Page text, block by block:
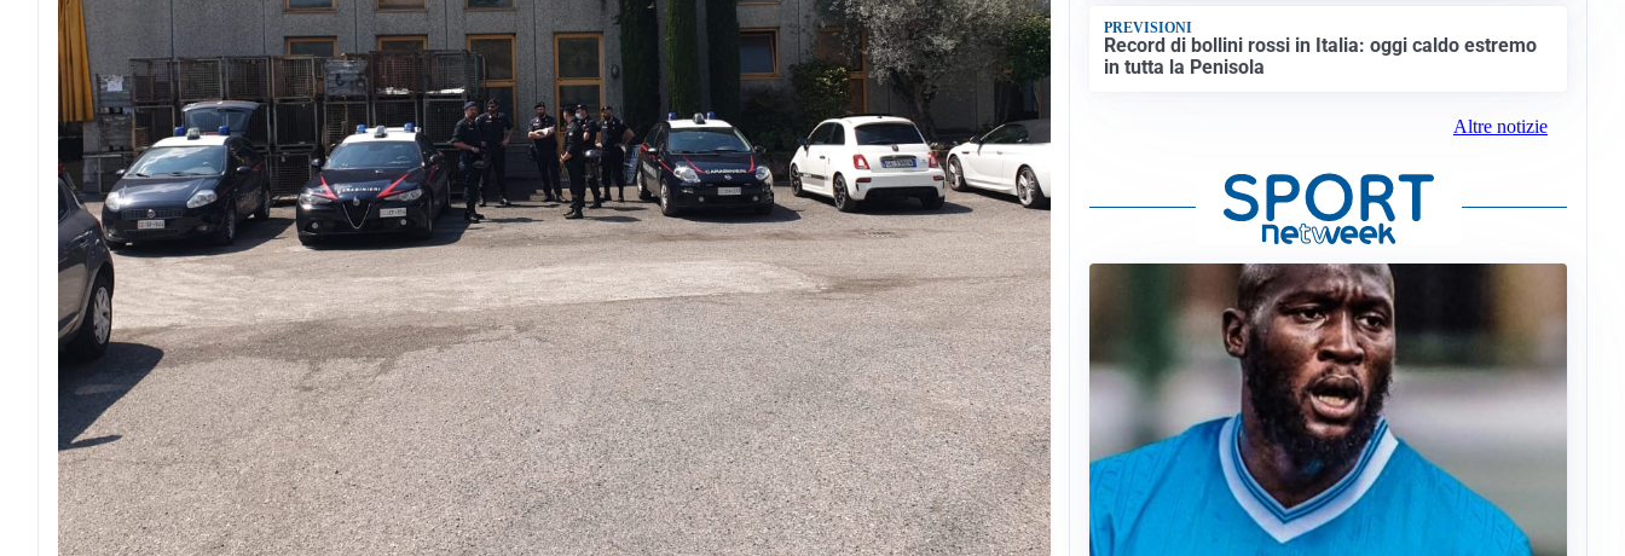
PREVISIONI
Record di bollini rossi in Italia: oggi caldo estremo
in tutta la Penisola
Altre notizie